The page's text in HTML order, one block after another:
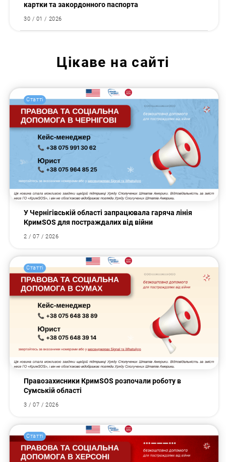
картки та закордонного паспорта
30 / 01 / 2026
Цікаве на сайті
Статті
У Чернігівській області запрацювала гаряча лінія
КримSOS для постраждалих від війни
2 / 07 / 2026
Статті
Правозахисники КримSOS розпочали роботу в
Сумській області
3 / 07 / 2026
Статті